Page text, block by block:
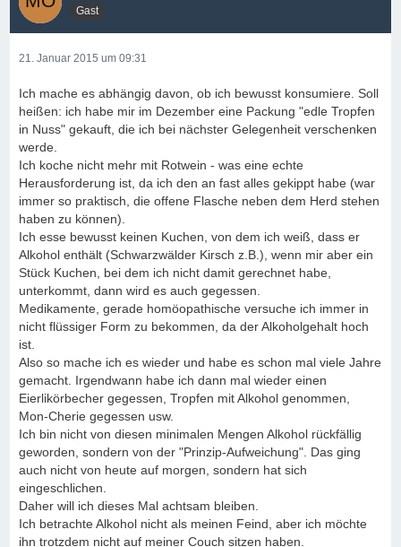
Gast
21. Januar 2015 um 09:31
Ich mache es abhängig davon, ob ich bewusst konsumiere. Soll
heißen: ich habe mir im Dezember eine Packung "edle Tropfen
in Nuss" gekauft, die ich bei nächster Gelegenheit verschenken
werde.
Ich koche nicht mehr mit Rotwein - was eine echte
Herausforderung ist, da ich den an fast alles gekippt habe (war
immer so praktisch, die offene Flasche neben dem Herd stehen
haben zu können).
Ich esse bewusst keinen Kuchen, von dem ich weiß, dass er
Alkohol enthält (Schwarzwälder Kirsch z.B.), wenn mir aber ein
Stück Kuchen, bei dem ich nicht damit gerechnet habe,
unterkommt, dann wird es auch gegessen.
Medikamente, gerade homöopathische versuche ich immer in
nicht flüssiger Form zu bekommen, da der Alkoholgehalt hoch
ist.
Also so mache ich es wieder und habe es schon mal viele Jahre
gemacht. Irgendwann habe ich dann mal wieder einen
Eierlikörbecher gegessen, Tropfen mit Alkohol genommen,
Mon-Cherie gegessen usw.
Ich bin nicht von diesen minimalen Mengen Alkohol rückfällig
geworden, sondern von der "Prinzip-Aufweichung". Das ging
auch nicht von heute auf morgen, sondern hat sich
eingeschlichen.
Daher will ich dieses Mal achtsam bleiben.
Ich betrachte Alkohol nicht als meinen Feind, aber ich möchte
ihn trotzdem nicht auf meiner Couch sitzen haben.